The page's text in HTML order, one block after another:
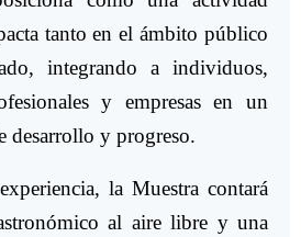
tanto en el ámbito público
integrando a individuos,
y empresas en un
desarrollo y progreso.
la Muestra contará
al aire libre y una